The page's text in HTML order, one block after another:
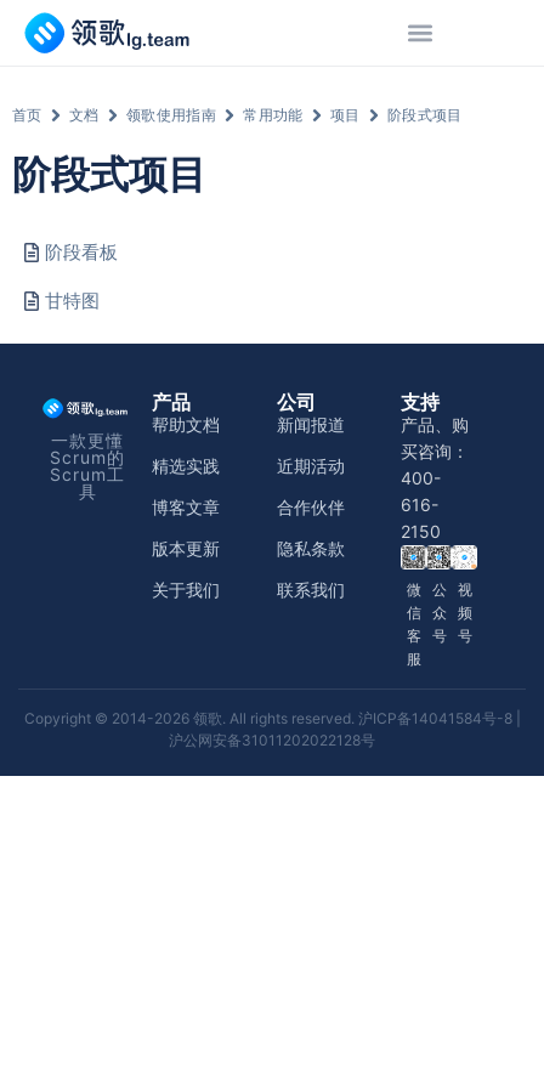
首页 文档 领歌使用指南 常用功能 项目 阶段式项目
阶段式项目
阶段看板
甘特图
一款更懂
Scrum的
Scrum工
具
产品
帮助文档
精选实践
博客文章
版本更新
关于我们
公司
新闻报道
近期活动
合作伙伴
隐私条款
联系我们
支持
产品、购
买咨询：
400-
616-
2150
微
信
客
服
公
众
号
视
频
号
Copyright © 2014-2026 领歌. All rights reserved. 沪ICP备14041584号-8|
沪公网安备31011202022128号